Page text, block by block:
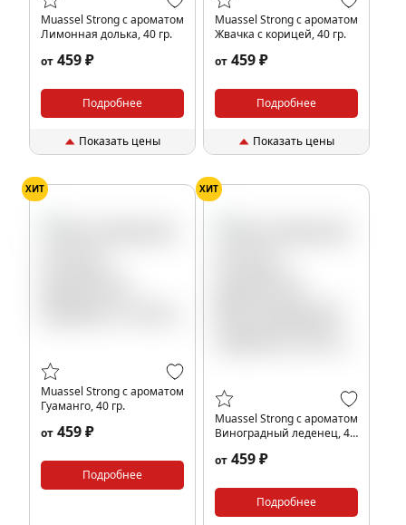
Muassel Strong с ароматом
Лимонная долька, 40 гр.
от 459 ₽
Подробнее
Показать цены
Muassel Strong с ароматом
Жвачка с корицей, 40 гр.
от 459 ₽
Подробнее
Показать цены
ХИТ
Muassel Strong с ароматом
Гуаманго, 40 гр.
от 459 ₽
Подробнее
ХИТ
Muassel Strong с ароматом
Виноградный леденец, 40
от 459 ₽
Подробнее